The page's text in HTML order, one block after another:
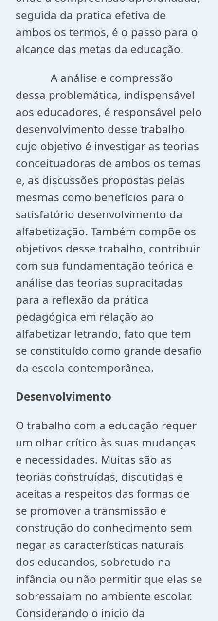
seguida da pratica efetiva de
ambos os termos, é o passo para o
alcance das metas da educação.
A análise e compressão
dessa problemática, indispensável
aos educadores, é responsável pelo
desenvolvimento desse trabalho
cujo objetivo é investigar as teorias
conceituadoras de ambos os temas
e, as discussões propostas pelas
mesmas como benefícios para o
satisfatório desenvolvimento da
alfabetização. Também compõe os
objetivos desse trabalho, contribuir
com sua fundamentação teórica e
análise das teorias supracitadas
para a reflexão da prática
pedagógica em relação ao
alfabetizar letrando, fato que tem
se constituído como grande desafio
da escola contemporânea.
Desenvolvimento
O trabalho com a educação requer
um olhar crítico às suas mudanças
e necessidades. Muitas são as
teorias construídas, discutidas e
aceitas a respeitos das formas de
se promover a transmissão e
construção do conhecimento sem
negar as características naturais
dos educandos, sobretudo na
infância ou não permitir que elas se
sobressaiam no ambiente escolar.
Considerando o inicio da